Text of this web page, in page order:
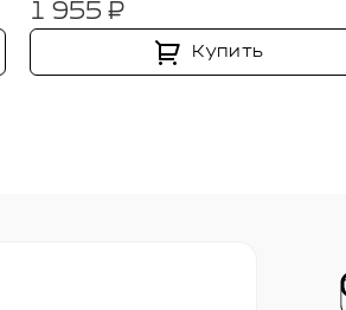
1 955 ₽
Купить